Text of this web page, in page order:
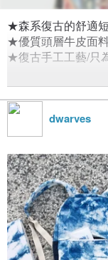
限量折扣
1,457 0
★森系復古的舒適
★優質頭層牛皮面
★復古手工工藝/只
dwarves